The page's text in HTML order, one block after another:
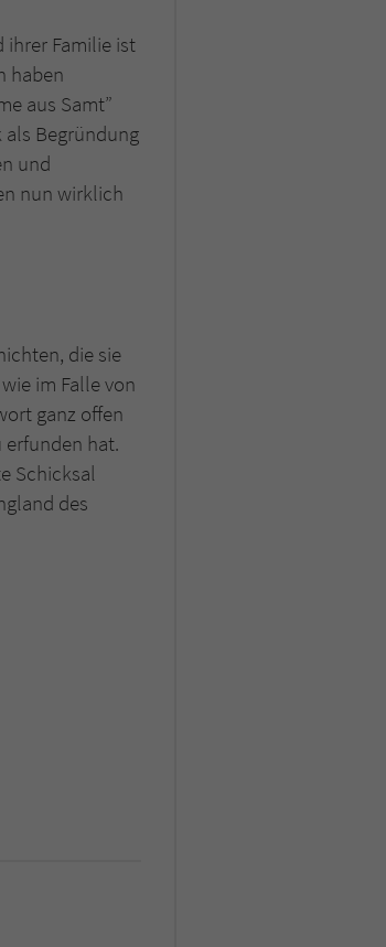
ihrer Familie ist
haben
aus Samt”
als Begründung
und
nun wirklich
die sie
im Falle von
ganz offen
erfunden hat.
Schicksal
des